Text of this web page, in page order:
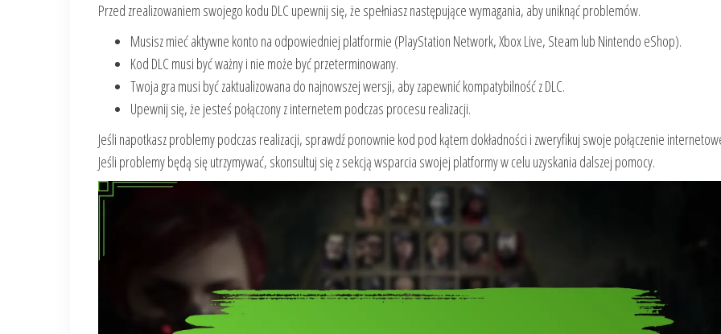
Przed zrealizowaniem swojego kodu DLC upewnij się, że spełniasz następujące wymagania, aby uniknąć problemów.
Musisz mieć aktywne konto na odpowiedniej platformie (PlayStation Network, Xbox Live, Steam lub Nintendo eShop).
Kod DLC musi być ważny i nie może być przeterminowany.
Twoja gra musi być zaktualizowana do najnowszej wersji, aby zapewnić kompatybilność z DLC.
Upewnij się, że jesteś połączony z internetem podczas procesu realizacji.
Jeśli napotkasz problemy podczas realizacji, sprawdź ponownie kod pod kątem dokładności i zweryfikuj swoje połączenie
Jeśli problemy będą się utrzymywać, skonsultuj się z sekcją wsparcia swojej platformy w celu uzyskania dalszej pomocy.